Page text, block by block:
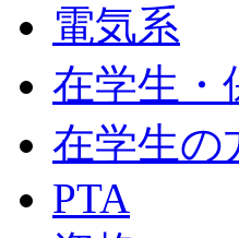
電気系
在学生・
在学生の
PTA